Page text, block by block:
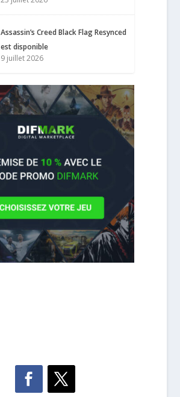
Assassin’s Creed Black Flag Resynced
est disponible
9 juillet 2026